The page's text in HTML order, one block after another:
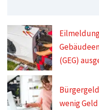
(GEG)
wenig